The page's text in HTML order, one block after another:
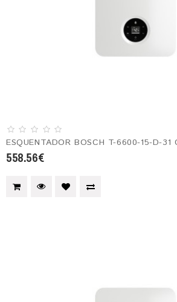
ESQUENTADOR BOSCH T-6600-15-D-31
558.56€